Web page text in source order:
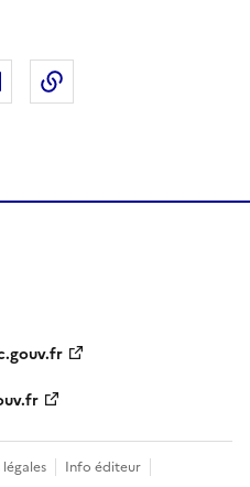
sur LinkedIn
Partager par email
Info éditeur